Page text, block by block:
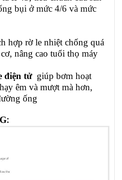
bụi ở mức 4/6 và mức
hợp rờ le nhiệt chống quá
nâng cao tuổi thọ máy
điện tử giúp bơm hoạt
êm và mượt mà hơn,
ống
: